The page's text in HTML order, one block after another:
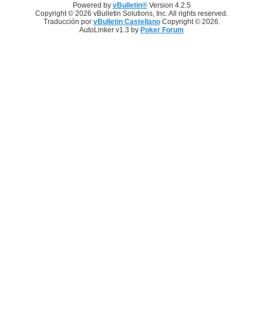
Powered by vBulletin®Version 4.2.5
Copyright © 2026 vBulletin Solutions, Inc. All rights reserved.
Traducción por vBulletin CastellanoCopyright © 2026.
AutoLinker v1.3 by Poker Forum